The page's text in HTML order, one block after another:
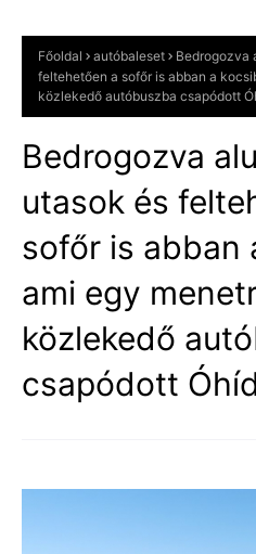
Főoldal autóbaleset
Bedrogozva
feltehetően a sofőr is abban a
közlekedő autóbuszba csapódott
Bedrogozva
utasok és
sofőr is abban
ami egy
közlekedő
csapódott